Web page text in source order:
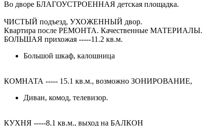
Во дворе БЛАГОУСТРОЕННАЯ детская площадка.
ЧИСТЫЙ подъезд, УХОЖЕННЫЙ двор.
Квартира после РЕМОНТА. Качественные МАТЕРИАЛЫ.
БОЛЬШАЯ прихожая -----11.2 кв.м.
Большой шкаф, калошница
КОМНАТА ----- 15.1 кв.м., возможно ЗОНИРОВАНИЕ,
Диван, комод, телевизор.
КУХНЯ -----8.1 кв.м., выход на БАЛКОН